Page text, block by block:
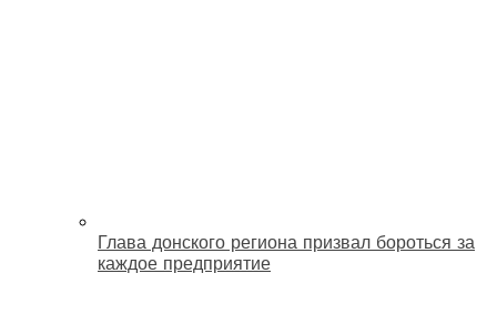
Глава донского региона призвал бороться за
каждое предприятие